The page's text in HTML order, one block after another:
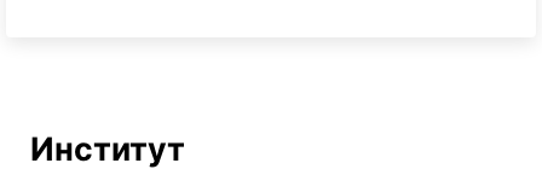
Институт